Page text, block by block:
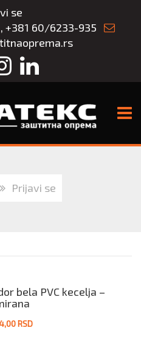
se
, +381 60/6233-935
Instagram
LinkedIn
Prijavi se
bela PVC kecelja –
RSD